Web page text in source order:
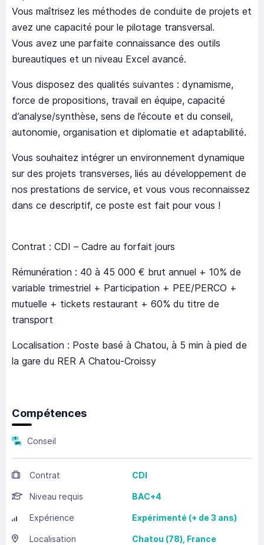
Vous maîtrisez les méthodes de conduite de projets et
avez une capacité pour le pilotage transversal.
Vous avez une parfaite connaissance des outils
bureautiques et un niveau Excel avancé.
Vous disposez des qualités suivantes : dynamisme,
force de propositions, travail en équipe, capacité
d’analyse/synthèse, sens de l’écoute et du conseil,
autonomie, organisation et diplomatie et adaptabilité.
Vous souhaitez intégrer un environnement dynamique
sur des projets transverses, liés au développement de
nos prestations de service, et vous vous reconnaissez
dans ce descriptif, ce poste est fait pour vous !
Contrat : CDI – Cadre au forfait jours
Rémunération : 40 à 45 000 € brut annuel + 10% de
variable trimestriel + Participation + PEE/PERCO +
mutuelle + tickets restaurant + 60% du titre de
transport
Localisation : Poste basé à Chatou, à 5 min à pied de
la gare du RER A Chatou-Croissy
Compétences
Conseil
Contrat CDI
Niveau requis BAC+4
Expérience Expérimenté (+ de 3 ans)
Localisation Chatou (78), France